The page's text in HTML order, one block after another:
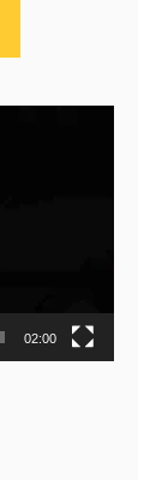
02:00